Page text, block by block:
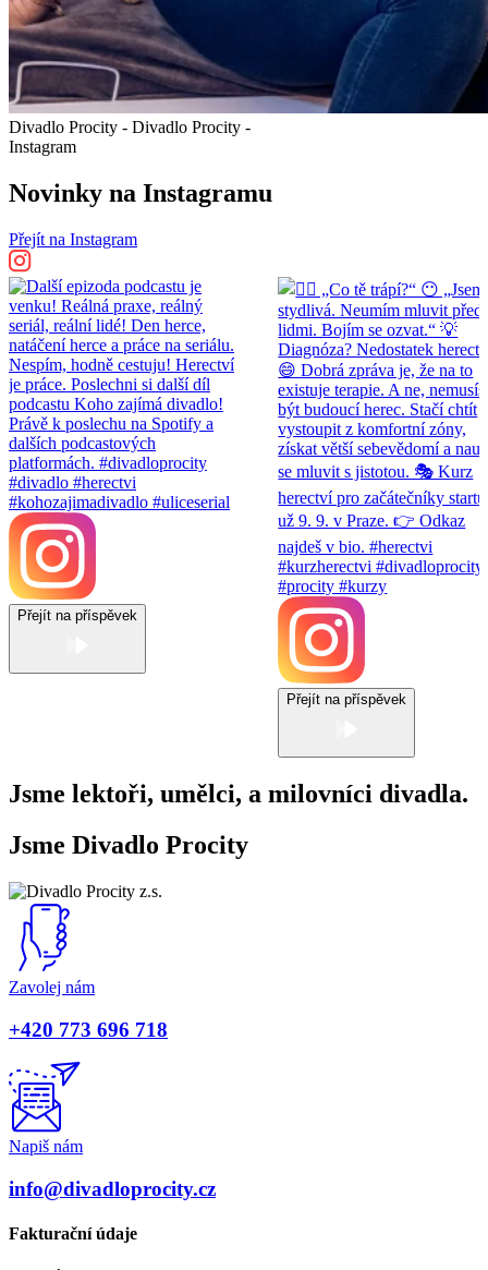
Divadlo Procity - Divadlo Procity -
Instagram
Novinky na Instagramu
Přejít na Instagram
Přejít na příspěvek
Přejít na příspěvek
Jsme lektoři, umělci, a milovníci divadla.
Jsme Divadlo Procity
Zavolej nám
+420 773 696 718
Napiš nám
info@divadloprocity.cz
Fakturační údaje